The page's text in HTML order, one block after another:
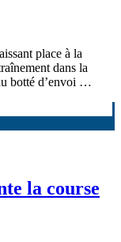
place à la
dans la
botté d’envoi …
la course